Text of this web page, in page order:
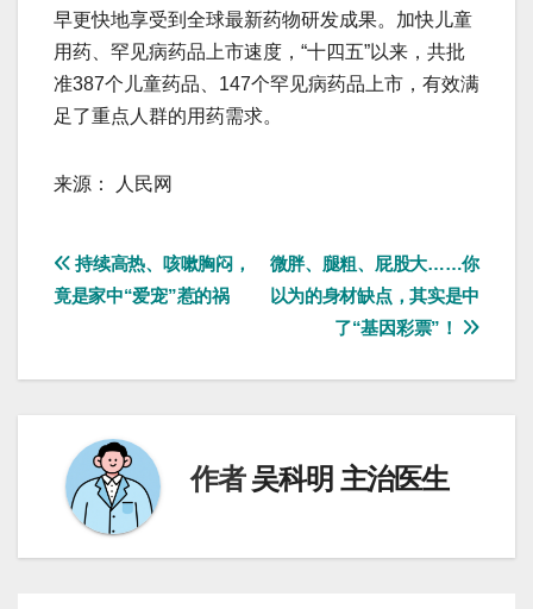
早更快地享受到全球最新药物研发成果。加快儿童
用药、罕见病药品上市速度，“十四五”以来，共批
准387个儿童药品、147个罕见病药品上市，有效满
足了重点人群的用药需求。
来源： 人民网
文
章
导
微胖、腿粗、屁股大……你
以为的身材缺点，其实是中
了“基因彩票”！
持续高热、咳嗽胸闷，
竟是家中“爱宠”惹的祸
作者吴科明 主治医生